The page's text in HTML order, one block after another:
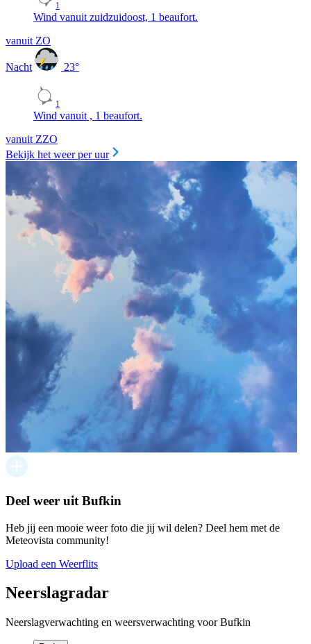
1
Wind vanuit zuidzuidoost, 1 beaufort.
vanuit ZO
Nacht 23°
1
Wind vanuit , 1 beaufort.
vanuit ZZO
Bekijk het weer per uur
Deel weer uit Bufkin
Heb jij een mooie weer foto die jij wil delen? Deel hem met de
Meteovista community!
Upload een Weerflits
Neerslagradar
Neerslagverwachting en weersverwachting voor Bufkin